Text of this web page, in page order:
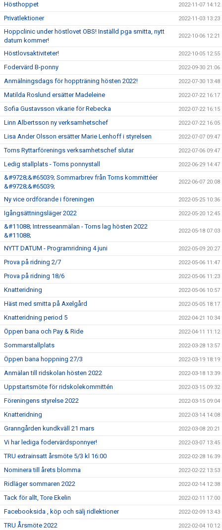
Hösthoppet 2022-11-07 14:12
Privatlektioner 2022-11-03 13:23
Hoppclinic under höstlovet OBS! Inställd pga smitta, nytt
datum kommer!
2022-10-06 12:21
Höstlovsaktiviteter! 2022-10-05 12:55
Fodervärd B-ponny 2022-09-30 21:06
Anmälningsdags för hoppträning hösten 2022! 2022-07-30 13:48
Matilda Roslund ersätter Madeleine 2022-07-22 16:17
Sofia Gustavsson vikarie för Rebecka 2022-07-22 16:15
Linn Albertsson ny verksamhetschef 2022-07-22 16:05
Lisa Ander Olsson ersätter Marie Lenhoff i styrelsen 2022-07-07 09:47
Torns Ryttarförenings verksamhetschef slutar 2022-07-06 09:47
Ledig stallplats - Torns ponnystall 2022-06-29 14:47
&#9728;&#65039; Sommarbrev från Torns kommittéer
&#9728;&#65039;
2022-06-07 20:08
Ny vice ordförande i föreningen 2022-05-25 10:36
Igångsättningsläger 2022 2022-05-20 12:45
&#11088; Intresseanmälan - Torns lag hösten 2022
&#11088;
2022-05-18 07:03
NYTT DATUM - Programridning 4 juni 2022-05-09 20:27
Prova på ridning 2/7 2022-05-06 11:47
Prova på ridning 18/6 2022-05-06 11:23
Knatteridning 2022-05-06 10:57
Häst med smitta på Axelgård 2022-05-05 18:17
Knatteridning period 5 2022-04-21 10:34
Öppen bana och Pay & Ride 2022-04-11 11:12
Sommarstallplats 2022-03-28 13:57
Öppen bana hoppning 27/3 2022-03-19 18:19
Anmälan till ridskolan hösten 2022 2022-03-18 13:39
Uppstartsmöte för ridskolekommittén 2022-03-15 09:32
Föreningens styrelse 2022 2022-03-15 09:04
Knatteridning 2022-03-14 14:08
Granngården kundkväll 21 mars 2022-03-08 20:21
Vi har lediga fodervärdsponnyer! 2022-03-07 13:45
TRU extrainsatt årsmöte 5/3 kl 16:00 2022-02-28 16:39
Nominera till årets blomma 2022-02-22 13:53
Ridläger sommaren 2022 2022-02-14 12:38
Tack för allt, Tore Ekelin 2022-02-11 17:00
Facebooksida , köp och sälj ridlektioner 2022-02-09 13:43
TRU Årsmöte 2022 2022-02-04 10:12